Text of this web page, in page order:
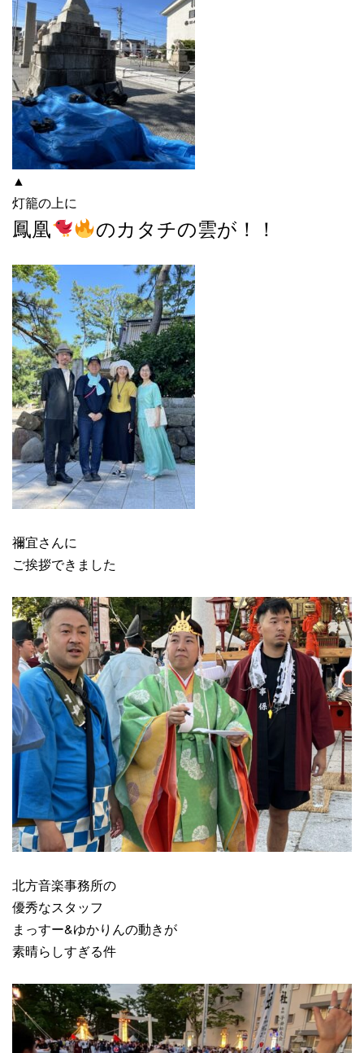
▲
灯籠の上に
鳳凰 のカタチの雲が！！
禰宜さんに
ご挨拶できました
北方音楽事務所の
優秀なスタッフ
まっすー&ゆかりんの動きが
素晴らしすぎる件